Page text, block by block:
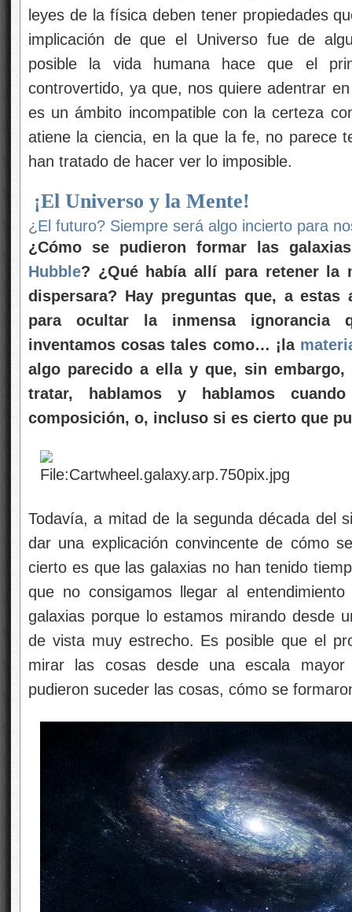
leyes de la física deben tener propiedades
implicación de que el Universo fue de
posible la vida humana hace que el
controvertido, ya que, nos quiere adentrar
es un ámbito incompatible con la certeza
atiene la ciencia, en la que la fe, no parece
han tratado de hacer ver lo imposible.
¡El Universo y la Mente!
¿El futuro? Siempre será algo incierto para
¿Cómo se pudieron formar las
Hubble? ¿Qué había allí para retener la
dispersara? Hay preguntas que, a
para ocultar la inmensa ignorancia
inventamos cosas tales como… ¡la
algo parecido a ella y que, sin
tratar, hablamos y hablamos
composición, o, incluso si es cierto que
Todavía, a mitad de la segunda década del
dar una explicación convincente de cómo
cierto es que las galaxias no han tenido
que no consigamos llegar al
galaxias porque lo estamos mirando desde
de vista muy estrecho. Es posible que el
mirar las cosas desde una escala
pudieron suceder las cosas, cómo se